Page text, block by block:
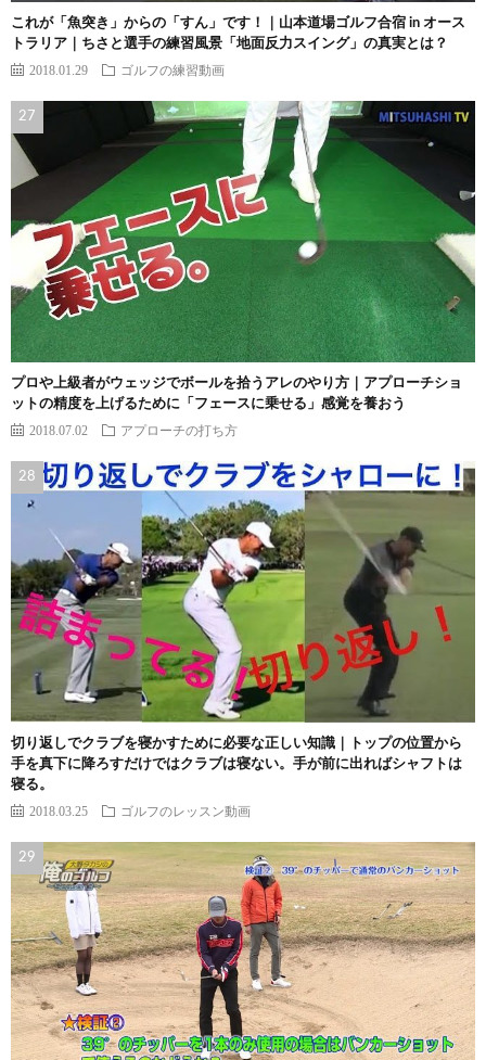
これが「魚突き」からの「すん」です！｜山本道場ゴルフ合宿 in オース
トラリア｜ちさと選手の練習風景「地面反力スイング」の真実とは？
2018.01.29 ゴルフの練習動画
プロや上級者がウェッジでボールを拾うアレのやり方｜アプローチショ
ットの精度を上げるために「フェースに乗せる」感覚を養おう
2018.07.02 アプローチの打ち方
切り返しでクラブを寝かすために必要な正しい知識｜トップの位置から
手を真下に降ろすだけではクラブは寝ない。手が前に出ればシャフトは
寝る。
2018.03.25 ゴルフのレッスン動画